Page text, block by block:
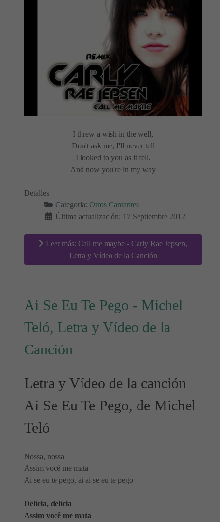
I threw a wish in the well,
Don't ask me, I'll never tell
I looked to you as it fell,
And now you're in my way
Detalles
Categoría: Otros Cantantes
Última actualización: 17 Septiembre 2012
Leer más: Call me maybe - Carly Rae Jepsen,
Letra y Vídeo de la Canción
Ai Se Eu Te Pego - Michel
Teló, Letra y Vídeo de la
Canción
Letra y Vídeo de la canción
Ai Se Eu Te Pego, de Michel
Teló
Nossa, nossa
Assim você me mata
Ai se eu te pego, ai ai se eu te pego
Delícia, delícia
Assim você me mata